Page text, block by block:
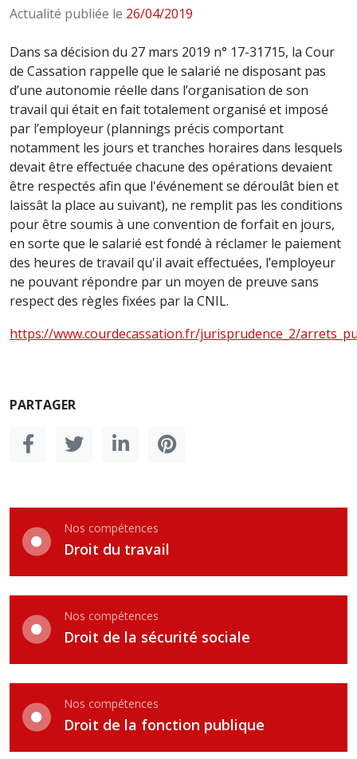
Actualité publiée le 26/04/2019
Dans sa décision du 27 mars 2019 n° 17-31715, la Cour
de Cassation rappelle que le salarié ne disposant pas
d’une autonomie réelle dans l’organisation de son
travail qui était en fait totalement organisé et imposé
par l’employeur (plannings précis comportant
notamment les jours et tranches horaires dans lesquels
devait être effectuée chacune des opérations devaient
être respectés afin que l'événement se déroulât bien et
laissât la place au suivant), ne remplit pas les conditions
pour être soumis à une convention de forfait en jours,
en sorte que le salarié est fondé à réclamer le paiement
des heures de travail qu'il avait effectuées, l’employeur
ne pouvant répondre par un moyen de preuve sans
respect des règles fixées par la CNIL.
https://www.courdecassation.fr/jurisprudence_2/
PARTAGER
Nos compétences
Droit du travail
Nos compétences
Droit de la sécurité sociale
Nos compétences
Droit de la fonction publique